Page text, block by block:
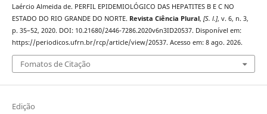
Laércio Almeida de. PERFIL EPIDEMIOLÓGICO DAS HEPATITES B E C NO
ESTADO DO RIO GRANDE DO NORTE. Revista Ciência Plural, [S. l.], v. 6, n. 3,
p. 35–52, 2020. DOI: 10.21680/2446-7286.2020v6n3ID20537. Disponível em:
https://periodicos.ufrn.br/rcp/article/view/20537. Acesso em: 8 ago. 2026.
Fomatos de Citação
Edição